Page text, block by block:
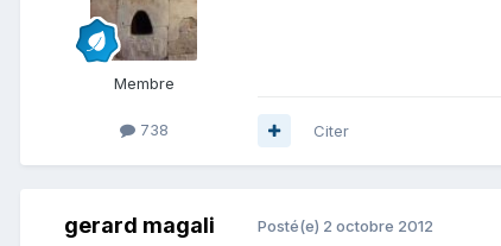
Membre
738 Citer
gerard magali Posté(e) 2 octobre 2012